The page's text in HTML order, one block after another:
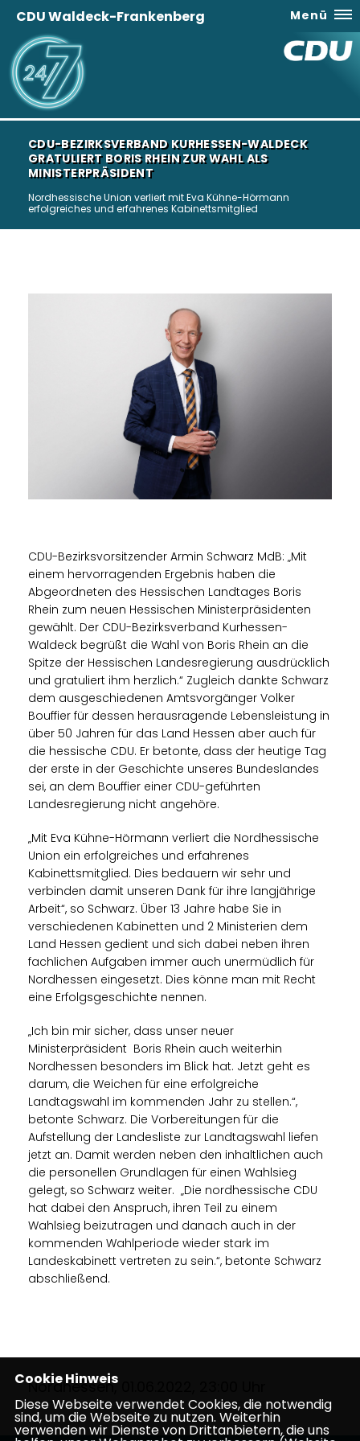
CDU Waldeck-Frankenberg Menü
CDU-BEZIRKSVERBAND KURHESSEN-WALDECK
GRATULIERT BORIS RHEIN ZUR WAHL ALS
MINISTERPRÄSIDENT
Nordhessische Union verliert mit Eva Kühne-Hörmann
erfolgreiches und erfahrenes Kabinettsmitglied
CDU-Bezirksvorsitzender Armin Schwarz MdB: „Mit
einem hervorragenden Ergebnis haben die
Abgeordneten des Hessischen Landtages Boris
Rhein zum neuen Hessischen Ministerpräsidenten
gewählt. Der CDU-Bezirksverband Kurhessen-
Waldeck begrüßt die Wahl von Boris Rhein an die
Spitze der Hessischen Landesregierung ausdrücklich
und gratuliert ihm herzlich.“ Zugleich dankte Schwarz
dem ausgeschiedenen Amtsvorgänger Volker
Bouffier für dessen herausragende Lebensleistung in
über 50 Jahren für das Land Hessen aber auch für
die hessische CDU. Er betonte, dass der heutige Tag
der erste in der Geschichte unseres Bundeslandes
sei, an dem Bouffier einer CDU-geführten
Landesregierung nicht angehöre.
Mit Eva Kühne-Hörmann verliert die Nordhessische
Union ein erfolgreiches und erfahrenes
Kabinettsmitglied. Dies bedauern wir sehr und
verbinden damit unseren Dank für ihre langjährige
Arbeit“, so Schwarz. Über 13 Jahre habe Sie in
verschiedenen Kabinetten und 2 Ministerien dem
Land Hessen gedient und sich dabei neben ihren
fachlichen Aufgaben immer auch unermüdlich für
Nordhessen eingesetzt. Dies könne man mit Recht
eine Erfolgsgeschichte nennen.
Ich bin mir sicher, dass unser neuer
Ministerpräsident Boris Rhein auch weiterhin
Nordhessen besonders im Blick hat. Jetzt geht es
darum, die Weichen für eine erfolgreiche
Landtagswahl im kommenden Jahr zu stellen.“,
betonte Schwarz. Die Vorbereitungen für die
Aufstellung der Landesliste zur Landtagswahl liefen
jetzt an. Damit werden neben den inhaltlichen auch
die personellen Grundlagen für einen Wahlsieg
gelegt, so Schwarz weiter. „Die nordhessische CDU
hat dabei den Anspruch, ihren Teil zu einem
Wahlsieg beizutragen und danach auch in der
kommenden Wahlperiode wieder stark im
Landeskabinett vertreten zu sein.“, betonte Schwarz
abschließend.
Nordhessen, 01.06.2022, 23:00 Uhr
Cookie Hinweis
Diese Webseite verwendet Cookies, die notwendig
sind, um die Webseite zu nutzen. Weiterhin
verwenden wir Dienste von Drittanbietern, die uns